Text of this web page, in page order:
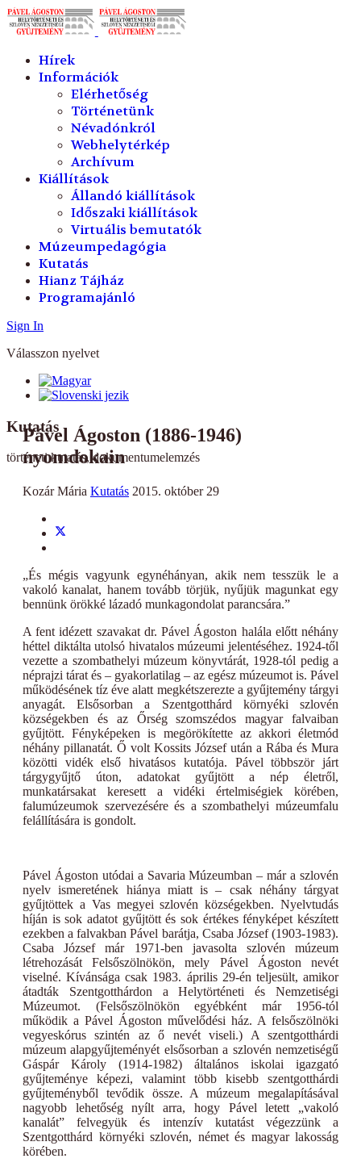
Hírek
Információk
Elérhetőség
Történetünk
Névadónkról
Webhelytérkép
Archívum
Kiállítások
Állandó kiállítások
Időszaki kiállítások
Virtuális bemutatók
Múzeumpedagógia
Kutatás
Hianz Tájház
Programajánló
Sign In
Válasszon nyelvet
Kutatás
történeti kutatás, dokumentumelemzés
Pável Ágoston (1886-1946)
nyomdokain
Kozár Mária Kutatás 2015. október 29
„És mégis vagyunk egynéhányan, akik nem tesszük le a
vakoló kanalat, hanem tovább törjük, nyűjük magunkat egy
bennünk örökké lázadó munkagondolat parancsára.”
A fent idézett szavakat dr. Pável Ágoston halála előtt néhány
héttel diktálta utolsó hivatalos múzeumi jelentéséhez. 1924-től
vezette a szombathelyi múzeum könyvtárát, 1928-tól pedig a
néprajzi tárat és – gyakorlatilag – az egész múzeumot is. Pável
működésének tíz éve alatt megkétszerezte a gyűjtemény tárgyi
anyagát. Elsősorban a Szentgotthárd környéki szlovén
községekben és az Őrség szomszédos magyar falvaiban
gyűjtött. Fényképeken is megörökítette az akkori életmód
néhány pillanatát. Ő volt Kossits József után a Rába és Mura
közötti vidék első hivatásos kutatója. Pável többször járt
tárgygyűjtő úton, adatokat gyűjtött a nép életről,
munkatársakat keresett a vidéki értelmiségiek körében,
falumúzeumok szervezésére és a szombathelyi múzeumfalu
felállítására is gondolt.
Pável Ágoston utódai a Savaria Múzeumban – már a szlovén
nyelv ismeretének hiánya miatt is – csak néhány tárgyat
gyűjtöttek a Vas megyei szlovén községekben. Nyelvtudás
híján is sok adatot gyűjtött és sok értékes fényképet készített
ezekben a falvakban Pável barátja, Csaba József (1903-1983).
Csaba József már 1971-ben javasolta szlovén múzeum
létrehozását Felsőszölnökön, mely Pável Ágoston nevét
viselné. Kívánsága csak 1983. április 29-én teljesült, amikor
átadták Szentgotthárdon a Helytörténeti és Nemzetiségi
Múzeumot. (Felsőszölnökön egyébként már 1956-tól
működik a Pável Ágoston művelődési ház. A felsőszölnöki
vegyeskórus szintén az ő nevét viseli.) A szentgotthárdi
múzeum alapgyűjteményét elsősorban a szlovén nemzetiségű
Gáspár Károly (1914-1982) általános iskolai igazgató
gyűjteménye képezi, valamint több kisebb szentgotthárdi
gyűjteményből tevődik össze. A múzeum megalapításával
nagyobb lehetőség nyílt arra, hogy Pável letett „vakoló
kanalát” felvegyük és intenzív kutatást végezzünk a
Szentgotthárd környéki szlovén, német és magyar lakosság
körében.
évhónap
évhónap